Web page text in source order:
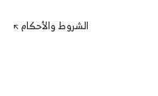
الشروط والأحكام